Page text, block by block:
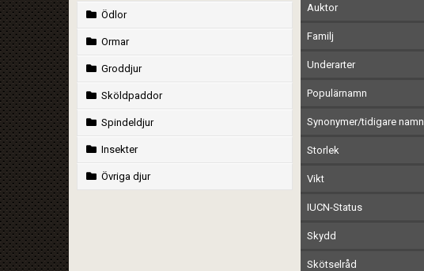
Ödlor
Ormar
Groddjur
Sköldpaddor
Spindeldjur
Insekter
Övriga djur
Auktor
Familj
Underarter
Populärnamn
Synonymer/tidigare namn
Storlek
Vikt
IUCN-Status
Skydd
Skötselråd